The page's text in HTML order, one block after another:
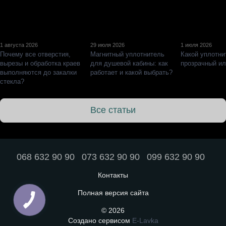
1 августа 2026
Почему все отверстия,
вырезы и обработка краев
выполняются до закалки
стекла?
29 июля 2026
Магнитный уплотнитель
для душевой кабины: как
работает и какой выбрать?
1 июля 2026
Какой
прозрачный
Все статьи
068 632 90 90 073 632 90 90 099 632 90 90
Контакты
Полная версия сайта
© 2026
Создано сервисом E-Lavka